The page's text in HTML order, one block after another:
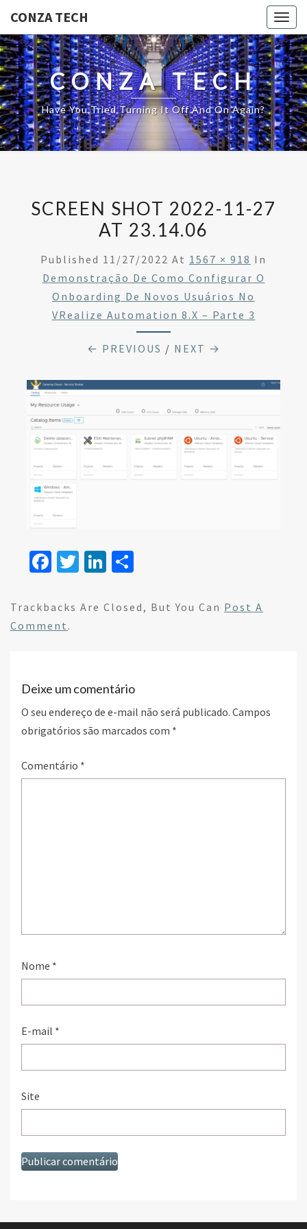
CONZA TECH
CONZA TECH
Have You Tried Turning It Off And On Again?
SCREEN SHOT 2022-11-27
AT 23.14.06
Published 11/27/2022 At 1567 × 918 In
Demonstração De Como Configurar O
Onboarding De Novos Usuários No
VRealize Automation 8.x – Parte 3
← PREVIOUS / NEXT →
Fa
b
o
T
tt
Li
ke ar
Trackbacks Are Closed, But You Can Post A
Comment .
Deixe um comentário
O seu endereço de e-mail não será publicado. Campos
obrigatórios são marcados com *
Comentário *
Nome *
E-mail *
Site